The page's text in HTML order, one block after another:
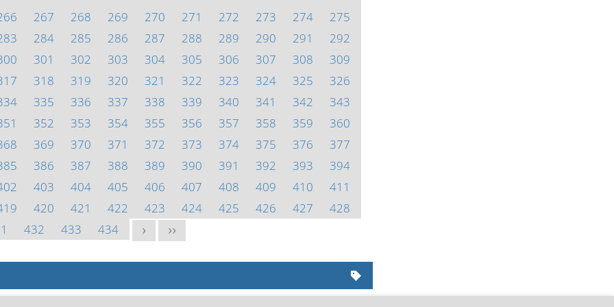
267 268 269 270 271 272 273 274
275
284 285 286 287 288 289 290 291
292
301 302 303 304 305 306 307 308
309
318 319 320 321 322 323 324 325
326
335 336 337 338 339 340 341 342
343
352 353 354 355 356 357 358 359
360
369 370 371 372 373 374 375 376
377
386 387 388 389 390 391 392 393
394
403 404 405 406 407 408 409 410
411
420 421 422 423 424 425 426 427
428
432 433 434 > >>